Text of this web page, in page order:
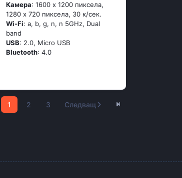
Камера: 1600 x 1200 пиксела,
1280 x 720 пиксела, 30 к/сек.
Wi-Fi: a, b, g, n, n 5GHz, Dual
band
USB: 2.0, Micro USB
Bluetooth: 4.0
1 2 3 Следващ